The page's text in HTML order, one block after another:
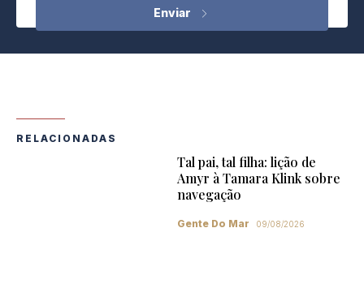
RELACIONADAS
Tal pai, tal filha: lição de
Amyr à Tamara Klink sobre
navegação
Gente Do Mar 09/08/2026